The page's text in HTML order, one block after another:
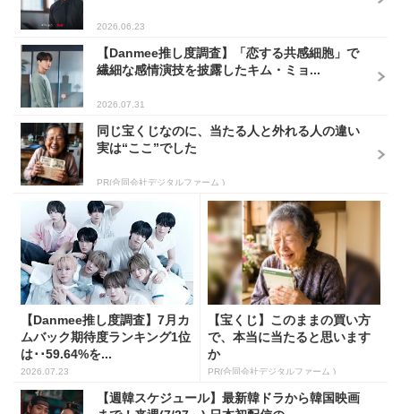
2026.06.23
【Danmee推し度調査】「恋する共感細胞」で
繊細な感情演技を披露したキム・ミョ...
2026.07.31
同じ宝くじなのに、当たる人と外れる人の違い
実は“ここ”でした
PR(合同会社デジタルファーム )
【Danmee推し度調査】7月カ
ムバック期待度ランキング1位
は･･59.64%を...
2026.07.23
【宝くじ】このままの買い方
で、本当に当たると思います
か
PR(合同会社デジタルファーム )
【週韓スケジュール】最新韓ドラから韓国映画